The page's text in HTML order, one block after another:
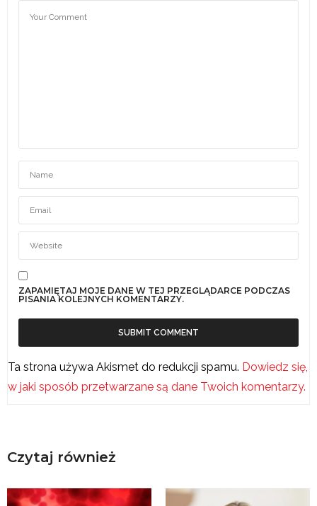
ZAPAMIĘTAJ MOJE DANE W TEJ PRZEGLĄDARCE PODCZAS
PISANIA KOLEJNYCH KOMENTARZY.
Ta strona używa Akismet do redukcji spamu. Dowiedz się,
w jaki sposób przetwarzane są dane Twoich komentarzy.
Czytaj również